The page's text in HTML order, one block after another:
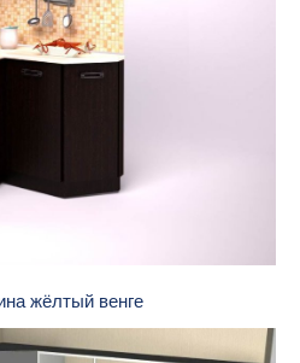
жёлтый венге